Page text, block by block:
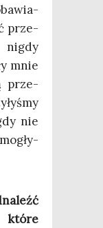
prze­
nigdy
mnie
prze­
nie